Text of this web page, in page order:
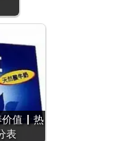
价值 | 热
表